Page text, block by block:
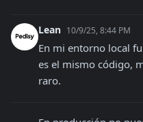
Lean 10/9/25, 8:44 PM
En mi entorno local
es el mismo código,
raro.